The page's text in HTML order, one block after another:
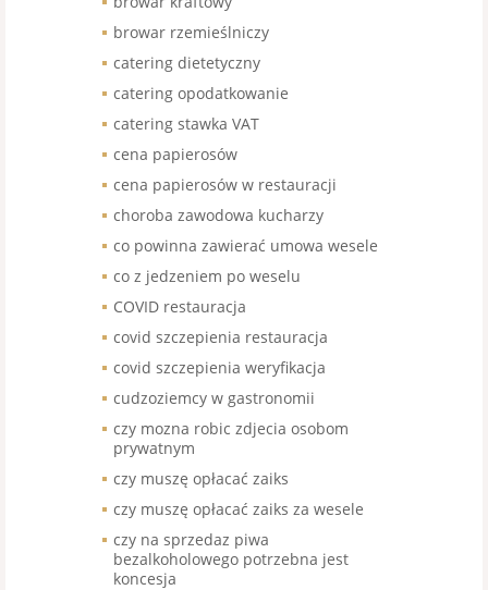
browar rzemieślniczy
catering dietetyczny
catering opodatkowanie
catering stawka VAT
cena papierosów
cena papierosów w restauracji
choroba zawodowa kucharzy
co powinna zawierać umowa wesele
co z jedzeniem po weselu
COVID restauracja
covid szczepienia restauracja
covid szczepienia weryfikacja
cudzoziemcy w gastronomii
czy mozna robic zdjecia osobom
prywatnym
czy muszę opłacać zaiks
czy muszę opłacać zaiks za wesele
czy na sprzedaz piwa
bezalkoholowego potrzebna jest
koncesja